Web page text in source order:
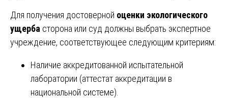
Для получения достоверной оценки экологического
ущерба сторона или суд должны выбрать экспертное
учреждение, соответствующее следующим критериям:
Наличие аккредитованной испытательной
лаборатории (аттестат аккредитации в
национальной системе).